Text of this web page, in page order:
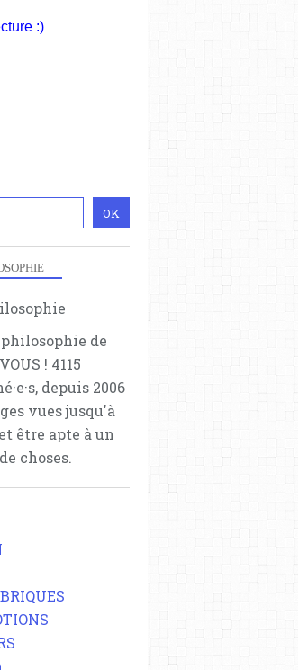
de
! 4115
depuis 2006
vues jusqu'à
être apte à un
choses.
:)